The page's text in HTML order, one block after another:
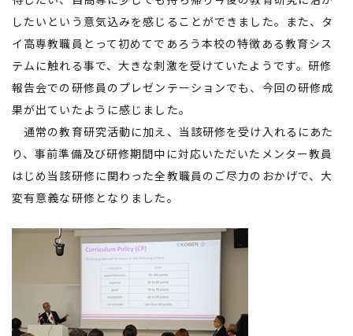
したいという意気込みを感じることができました。また、タ
イ高専教職員とって初めてであろう本校の特徴ある教育シス
テムに触れる事で、大きな刺激を受けていたようです。研修
報告会での研修員のプレゼンテーションでも、今回の研修成
果が出ていたように感じました。
通常の教育研究活動に加え、当該研修を受け入れるにあた
り、事前準備及び研修期間中に対応いただいたメンター教員
はじめ当該研修に関わった全教職員のご尽力のおかげで、大
変有意義な研修となりました。